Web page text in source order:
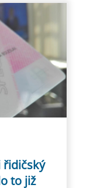
řidičský
to již